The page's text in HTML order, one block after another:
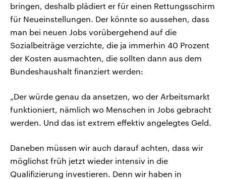
bringen, deshalb plädiert er für einen Rettungsschirm
für Neueinstellungen. Der könnte so aussehen, dass
man bei neuen Jobs vorübergehend auf die
Sozialbeiträge verzichte, die ja immerhin 40 Prozent
der Kosten ausmachten, die sollten dann aus dem
Bundeshaushalt finanziert werden:
„Der würde genau da ansetzen, wo der Arbeitsmarkt
funktioniert, nämlich wo Menschen in Jobs gebracht
werden. Und das ist extrem effektiv angelegtes Geld.
Daneben müssen wir auch darauf achten, dass wir
möglichst früh jetzt wieder intensiv in die
Qualifizierung investieren. Denn wir haben in